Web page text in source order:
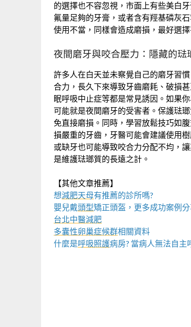
的選擇也不容忽視，市面上有些美白
氟量足夠的牙膏，或者含有羥基磷灰
使用不當，同樣會造成磨損，最好選
夜間磨牙與咬合壓力：隱藏的琺
許多人在白天並未察覺自己的磨牙習
合力，長久下來導致牙齒磨耗、破損
眠呼吸中止症等都是常見誘因。如果
可能就是夜間磨牙的受害者。保護琺
免直接磨損。同時，學習放鬆技巧如
損嚴重的牙齒，牙醫可能會建議使用
或缺牙也可能導致咬合力分配不均，
是維護琺瑯質的長遠之計。
【其他文章推薦】
想減肥天母有推薦的診所嗎?
嬰兒戴頭型矯正頭盔，更多成功案例
台北中醫減肥
多囊性卵巢症候群相關資料
什麼是呼吸照護病房? 當病人無法自主